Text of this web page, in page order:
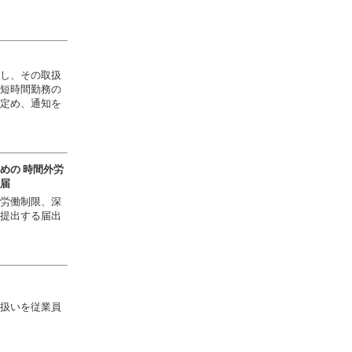
、その取扱
時間勤務の
め、通知を
の 時間外労
働制限、深
出する届出
いを従業員